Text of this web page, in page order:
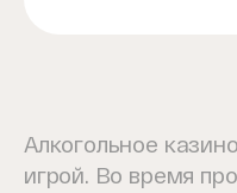
Алкогольное
игрой. Во время